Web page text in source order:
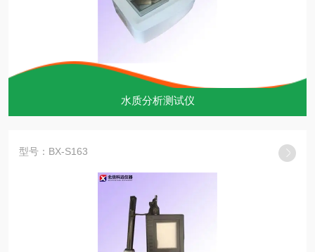
水质分析测试仪
型号：BX-S163